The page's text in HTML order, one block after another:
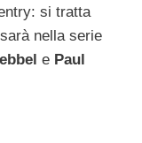
si tratta
nella serie
e Paul